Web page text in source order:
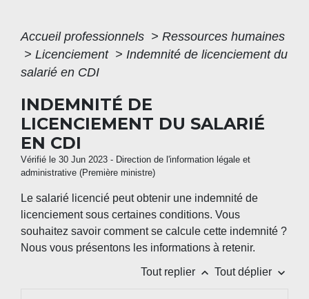
Accueil professionnels > Ressources humaines
> Licenciement > Indemnité de licenciement du
salarié en CDI
INDEMNITÉ DE
LICENCIEMENT DU SALARIÉ
EN CDI
Vérifié le 30 Jun 2023 - Direction de l'information légale et
administrative (Première ministre)
Le salarié licencié peut obtenir une indemnité de
licenciement sous certaines conditions. Vous
souhaitez savoir comment se calcule cette indemnité ?
Nous vous présentons les informations à retenir.
Tout replier keyboard_arrow_up Tout déplier keyboard_arrow_down